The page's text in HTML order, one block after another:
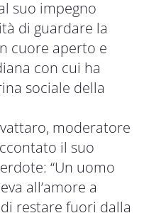
suo impegno
di guardare la
cuore aperto e
con cui ha
sociale della
moderatore
il suo
“Un uomo
all’amore a
restare fuori dalla